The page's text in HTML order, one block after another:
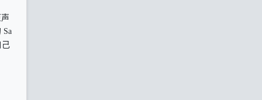
Sa
己